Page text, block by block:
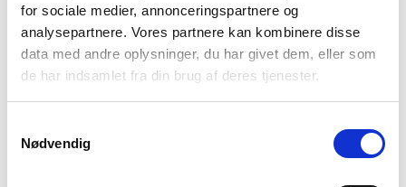
for sociale medier, annonceringspartnere og
analysepartnere. Vores partnere kan kombinere disse
data med andre oplysninger, du har givet dem, eller som
de har indsamlet fra din brug af deres tjenester.
Nødvendig